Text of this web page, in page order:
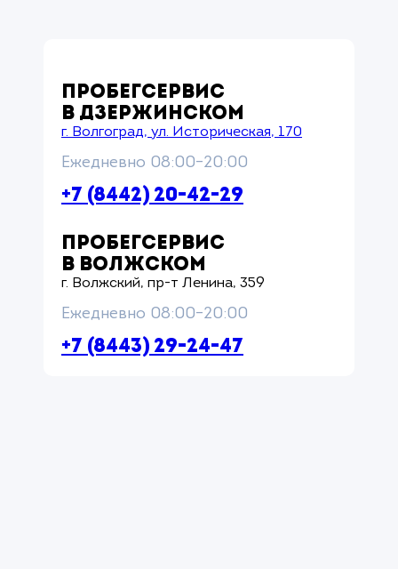
ПРОБЕГСЕРВИС
В ДЗЕРЖИНСКОМ
г. Волгоград, ул. Историческая, 170
Ежедневно 08:00–20:00
+7 (8442) 20-42-29
ПРОБЕГСЕРВИС
В ВОЛЖСКОМ
г. Волжский, пр-т Ленина, 359
Ежедневно 08:00–20:00
+7 (8443) 29-24-47